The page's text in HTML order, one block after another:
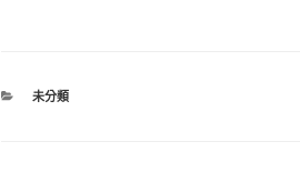
分
未分類